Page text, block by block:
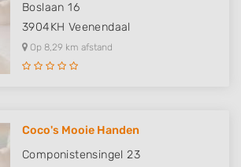
Boslaan 16
3904KH Veenendaal
Op 8,29 km afstand
Coco's Mooie Handen
Componistensingel 23